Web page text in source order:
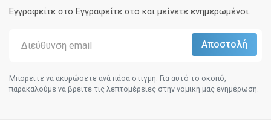
Εγγραφείτε στο Eγγραφείτε στο και μείνετε ενημερωμένοι.
Μπορείτε να ακυρώσετε ανά πάσα στιγμή. Για αυτό το σκοπό,
παρακαλούμε να βρείτε τις λεπτομέρειες στην νομική μας ενημέρωση.